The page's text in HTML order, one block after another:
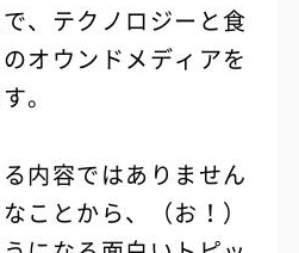
、テクノロジーと食
オウンドメディアを
。
内容ではありません
ことから、（お！）